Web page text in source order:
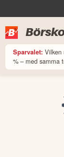
Sparvalet: Vilken
% – med samma